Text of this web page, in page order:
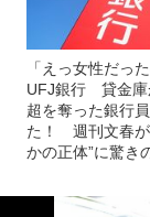
「えっ女性だっ
UFJ銀行 貸金庫
超を奪った銀行
た！ 週刊文春が
かの正体”に驚き